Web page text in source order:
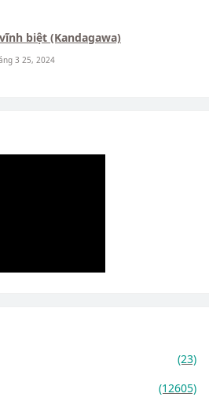
biệt (Kandagawa)
3 25, 2024
(23)
(12605)